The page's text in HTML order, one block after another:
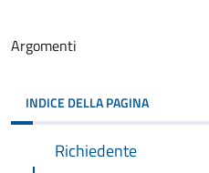
Argomenti
INDICE DELLA PAGINA
Richiedente